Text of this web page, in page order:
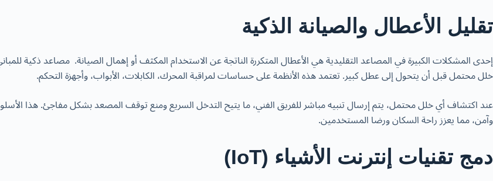
تقليل الأعطال والصيانة الذكية
إحدى المشكلات الكبيرة في المصاعد التقليدية هي الأعطال المتكررة الناتجة عن الاستخدام المكثف أو إهمال الصيانة. مصاعد ذكية
خلل محتمل قبل أن يتحول إلى عطل كبير. تعتمد هذه الأنظمة على حساسات لمراقبة المحرك، الكابلات، الأبواب، وأجهزة التحكم.
عند اكتشاف أي خلل محتمل، يتم إرسال تنبيه مباشر للفريق الفني، ما يتيح التدخل السريع ومنع توقف المصعد بشكل مفاجئ. هذا
وآمن، مما يعزز راحة السكان ورضا المستخدمين.
دمج تقنيات إنترنت الأشياء (IoT)